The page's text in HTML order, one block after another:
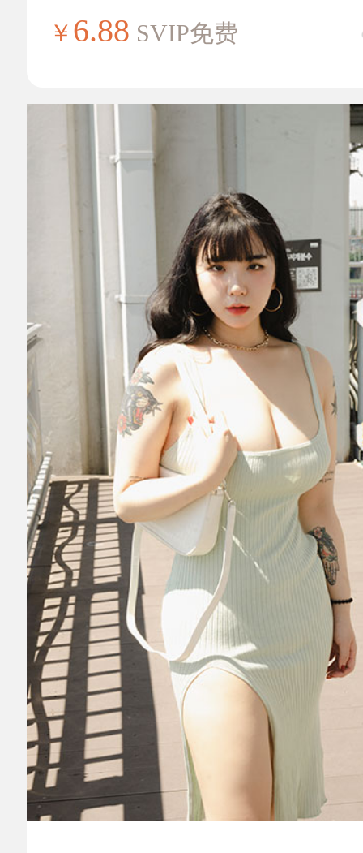
￥ 6.88 SVIP免费